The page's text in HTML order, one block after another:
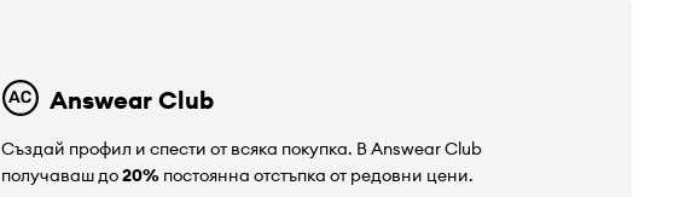
Answear Club
Създай профил и спести от всяка покупка. В Answear Club
получаваш до20%постоянна отстъпка от редовни цени.